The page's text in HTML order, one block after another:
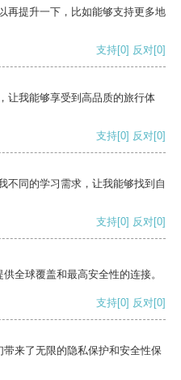
再提升一下，比如能够支持更多地
支持[0] 反对[0]
让我能够享受到高品质的旅行体
支持[0] 反对[0]
不同的学习需求，让我能够找到自
支持[0] 反对[0]
全球覆盖和最高安全性的连接。
支持[0] 反对[0]
来了无限的隐私保护和安全性保